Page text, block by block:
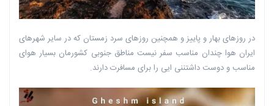
در روزهای بهار و پاییز و همچنین روزهای سرد زمستان که در سایر شهرهای
ایران هوا چندان مناسب سفر نیست مناطق جنوبی‌ کشورمان بسیار هوای
مناسب و دوست داشتننی ایی را برای مسافرت دارند.